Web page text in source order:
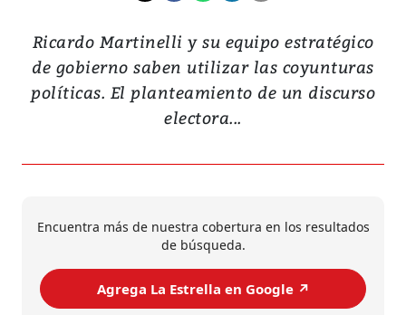
Ricardo Martinelli y su equipo estratégico
de gobierno saben utilizar las coyunturas
políticas. El planteamiento de un discurso
electora...
Encuentra más de nuestra cobertura en los resultados
de búsqueda.
Agrega La Estrella en Google ↗️